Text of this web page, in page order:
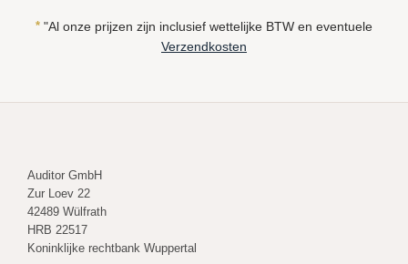
* "Al onze prijzen zijn inclusief wettelijke BTW en eventuele
Verzendkosten
Auditor GmbH
Zur Loev 22
42489 Wülfrath
HRB 22517
Koninklijke rechtbank Wuppertal